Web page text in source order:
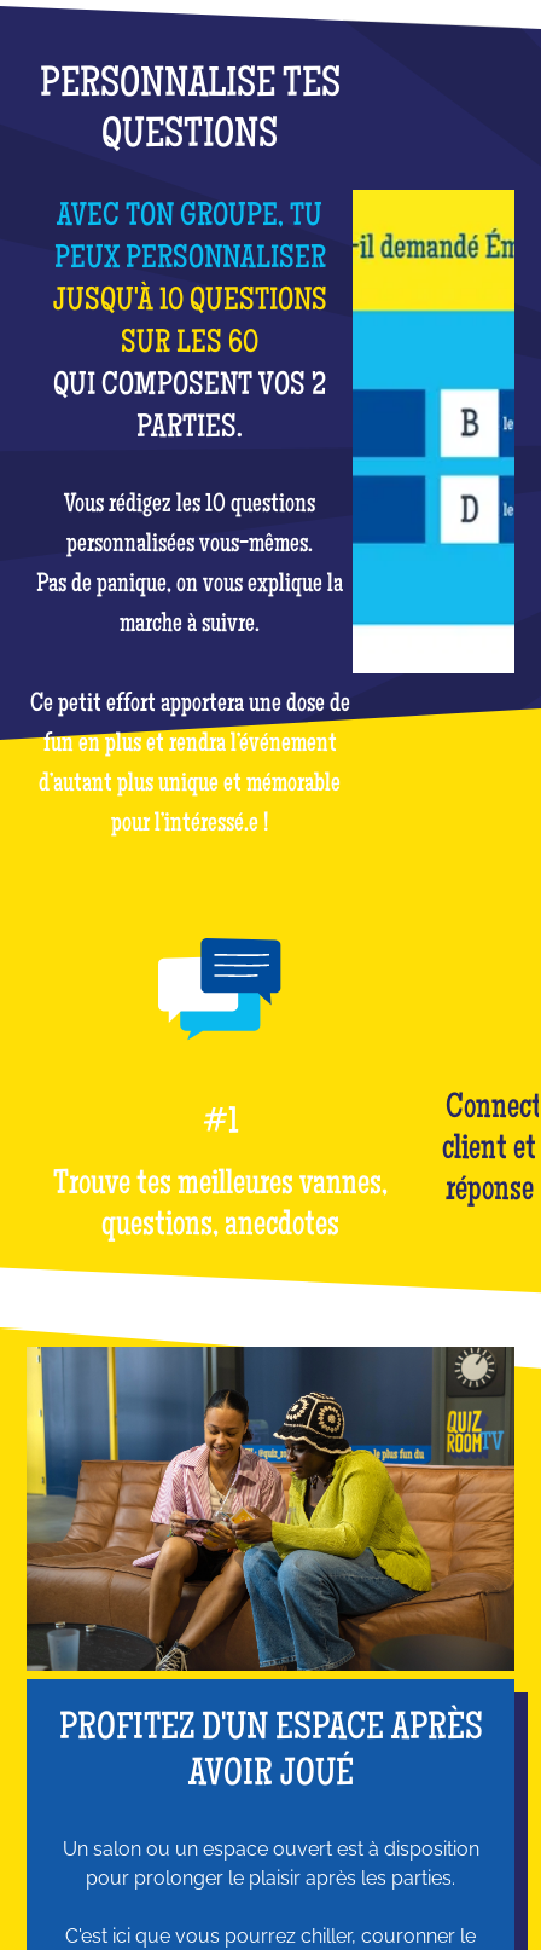
PERSONNALISE TES
QUESTIONS
AVEC TON GROUPE, TU
PEUX PERSONNALISER
JUSQU'À 10 QUESTIONS
SUR LES 60
QUI COMPOSENT VOS 2
PARTIES.
Vous rédigez les 10 questions
personnalisées vous-mêmes.
Pas de panique, on vous explique la
marche à suivre.
Ce petit effort apportera une dose de
fun en plus et rendra l’événement
d’autant plus unique et mémorable
pour l’intéressé.e !
#1
Trouve tes meilleures vannes,
questions, anecdotes
client et
PROFITEZ D'UN ESPACE APRÈS
AVOIR JOUÉ
Un salon ou un espace ouvert est à disposition
pour prolonger le plaisir après les parties.
C'est ici que vous pourrez chiller, couronner le